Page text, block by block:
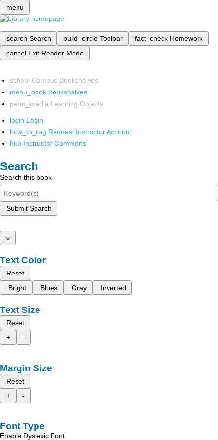
menu
search Search build_circle Toolbar fact_check Homework
cancel Exit Reader Mode
school Campus Bookshelves
menu_book Bookshelves
perm_media Learning Objects
login Login
how_to_reg Request Instructor Account
hub Instructor Commons
Search
Search this book
Submit Search
x
Text Color
Reset
Bright
Blues Gray Inverted
Text Size
Reset
+
-
Margin Size
Reset
+
-
Font Type
Enable Dyslexic Font